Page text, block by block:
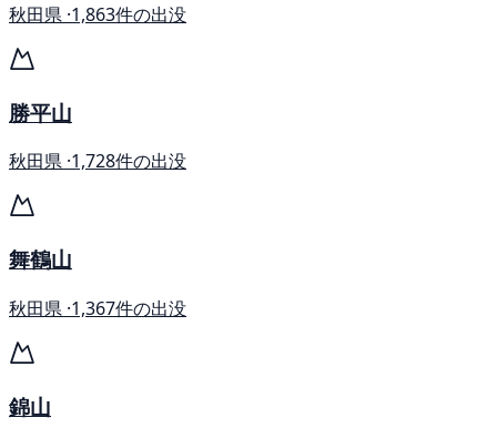
秋田県 ·1,863件の出没
勝平山
秋田県 ·1,728件の出没
舞鶴山
秋田県 ·1,367件の出没
錦山